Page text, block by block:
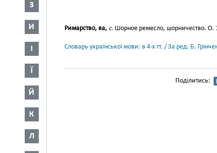
З
И
І
Ї
Й
К
Л
Римарство, ва, с. Шорное ремесло, шорничество. О.
Словарь української мови: в 4-х тт. / За ред. Б.
Поділитись: